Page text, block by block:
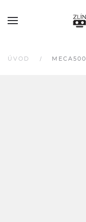
ÚVOD MECA500